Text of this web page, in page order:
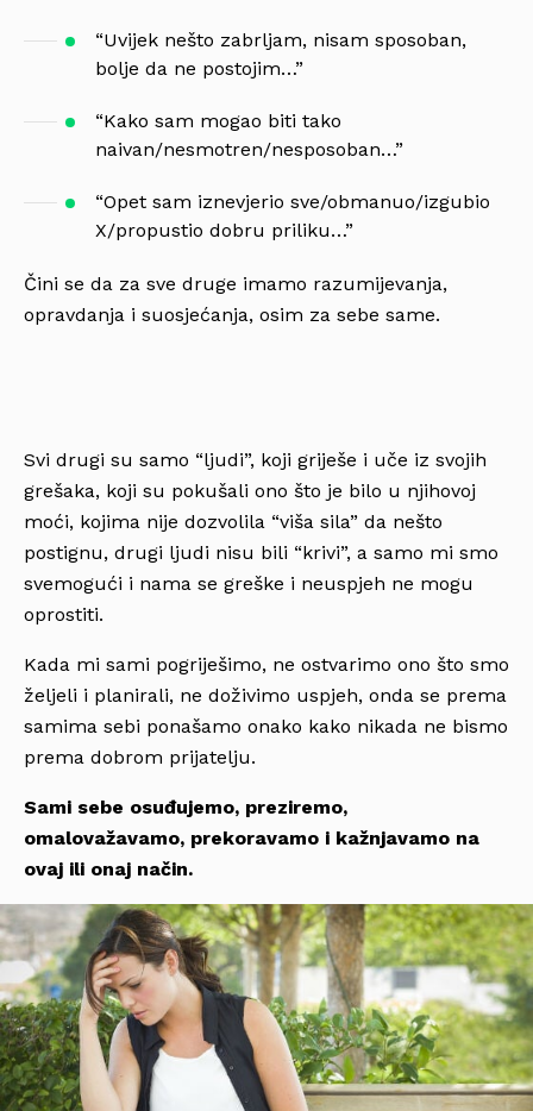
“Uvijek nešto zabrljam, nisam sposoban,
bolje da ne postojim…”
“Kako sam mogao biti tako
naivan/nesmotren/nesposoban…”
“Opet sam iznevjerio sve/obmanuo/izgubio
X/propustio dobru priliku…”
Čini se da za sve druge imamo razumijevanja,
opravdanja i suosjećanja, osim za sebe same.
Svi drugi su samo “ljudi”, koji griješe i uče iz svojih
grešaka, koji su pokušali ono što je bilo u njihovoj
moći, kojima nije dozvolila “viša sila” da nešto
postignu, drugi ljudi nisu bili “krivi”, a samo mi smo
svemogući i nama se greške i neuspjeh ne mogu
oprostiti.
Kada mi sami pogriješimo, ne ostvarimo ono što smo
željeli i planirali, ne doživimo uspjeh, onda se prema
samima sebi ponašamo onako kako nikada ne bismo
prema dobrom prijatelju.
Sami sebe osuđujemo, preziremo,
omalovažavamo, prekoravamo i kažnjavamo na
ovaj ili onaj način.